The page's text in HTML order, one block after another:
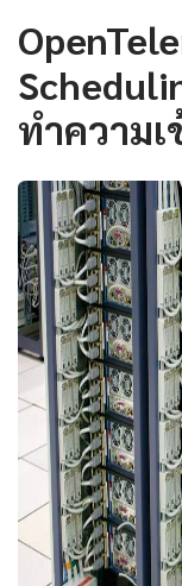
ทำความ